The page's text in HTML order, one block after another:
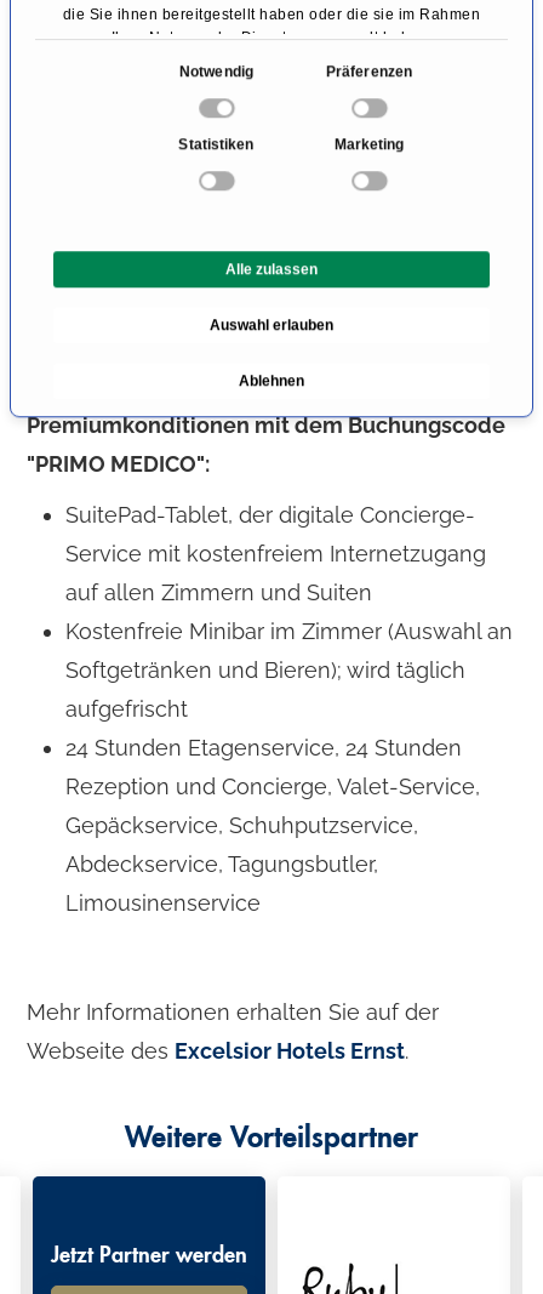
die Sie ihnen bereitgestellt haben oder die sie im Rahmen
Ihrer Nutzung der Dienste gesammelt haben.
s
u
a
h
l
Notwendig Präferenzen
Statistiken Marketing
Alle zulassen
Auswahl erlauben
Ablehnen
Teespezialitäten sowie hausgemachte
Sitzgelegenheiten, gemütliche Lounges und
laden in stilvoll-zurückhaltendem Design zum
Excelsior Hotel Ernst Afternoon Tea inspired by
Pierre Hermé ein.
Premiumkonditionen mit dem Buchungscode
"PRIMO MEDICO":
SuitePad-Tablet, der digitale Concierge-
Service mit kostenfreiem Internetzugang
auf allen Zimmern und Suiten
Kostenfreie Minibar im Zimmer (Auswahl an
Softgetränken und Bieren); wird täglich
aufgefrischt
24 Stunden Etagenservice, 24 Stunden
Rezeption und Concierge, Valet-Service,
Gepäckservice, Schuhputzservice,
Abdeckservice, Tagungsbutler,
Limousinenservice
Mehr Informationen erhalten Sie auf der
Webseite des Excelsior Hotels Ernst.
Weitere Vorteilspartner
Jetzt Partner werden